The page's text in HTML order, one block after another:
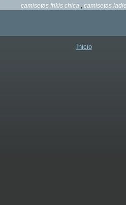
camisetas frikis chica
camisetas
Inicio